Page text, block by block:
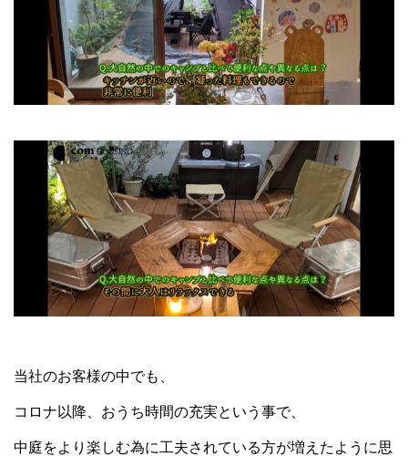
当社のお客様の中でも、
コロナ以降、おうち時間の充実という事で、
中庭をより楽しむ為に工夫されている方が増えたように思